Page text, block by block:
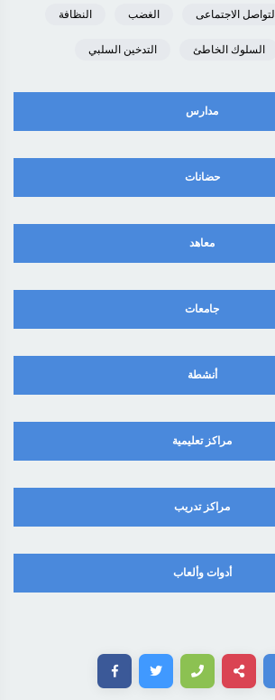
التواصل الاجتماعى الغضب النظافة
السلوك الخاطئ التدخين السلبي
مدارس
حضانات
معاهد
جامعات
أنشطة
مراكز تعليمية
مراكز تدريب
أدوات وألعاب